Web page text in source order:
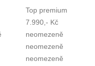
Top premium
7.990,- Kč
neomezeně
neomezeně
neomezeně